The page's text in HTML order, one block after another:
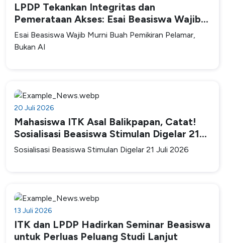
LPDP Tekankan Integritas dan
Pemerataan Akses: Esai Beasiswa Wajib
Murni Buah Pemikiran Pelamar, Bukan AI
Esai Beasiswa Wajib Murni Buah Pemikiran Pelamar,
Bukan AI
20 Juli 2026
Mahasiswa ITK Asal Balikpapan, Catat!
Sosialisasi Beasiswa Stimulan Digelar 21
Juli 2026
Sosialisasi Beasiswa Stimulan Digelar 21 Juli 2026
13 Juli 2026
ITK dan LPDP Hadirkan Seminar Beasiswa
untuk Perluas Peluang Studi Lanjut